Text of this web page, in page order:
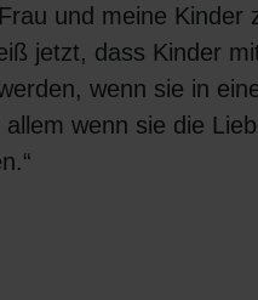
und meine Kinder
jetzt, dass Kinder
wenn sie in
wenn sie die